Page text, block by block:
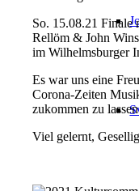
So. 15.08.21
Rellöm & John
im Wilhelmsburger
Es war uns eine
Corona-Zeiten
zukommen zu
Viel gelernt,